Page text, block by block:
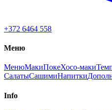
+372 6464 558
Меню
МенюМакиПокеХосо-маки
СалатыСашимиНапитки
Info